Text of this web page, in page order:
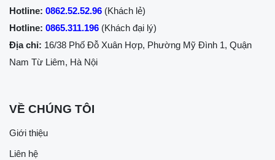
Hotline: 0862.52.52.96 (Khách lẻ)
Hotline: 0865.311.196 (Khách đại lý)
Địa chỉ: 16/38 Phố Đỗ Xuân Hợp, Phường Mỹ Đình 1, Quận
Nam Từ Liêm, Hà Nội
VỀ CHÚNG TÔI
Giới thiệu
Liên hệ